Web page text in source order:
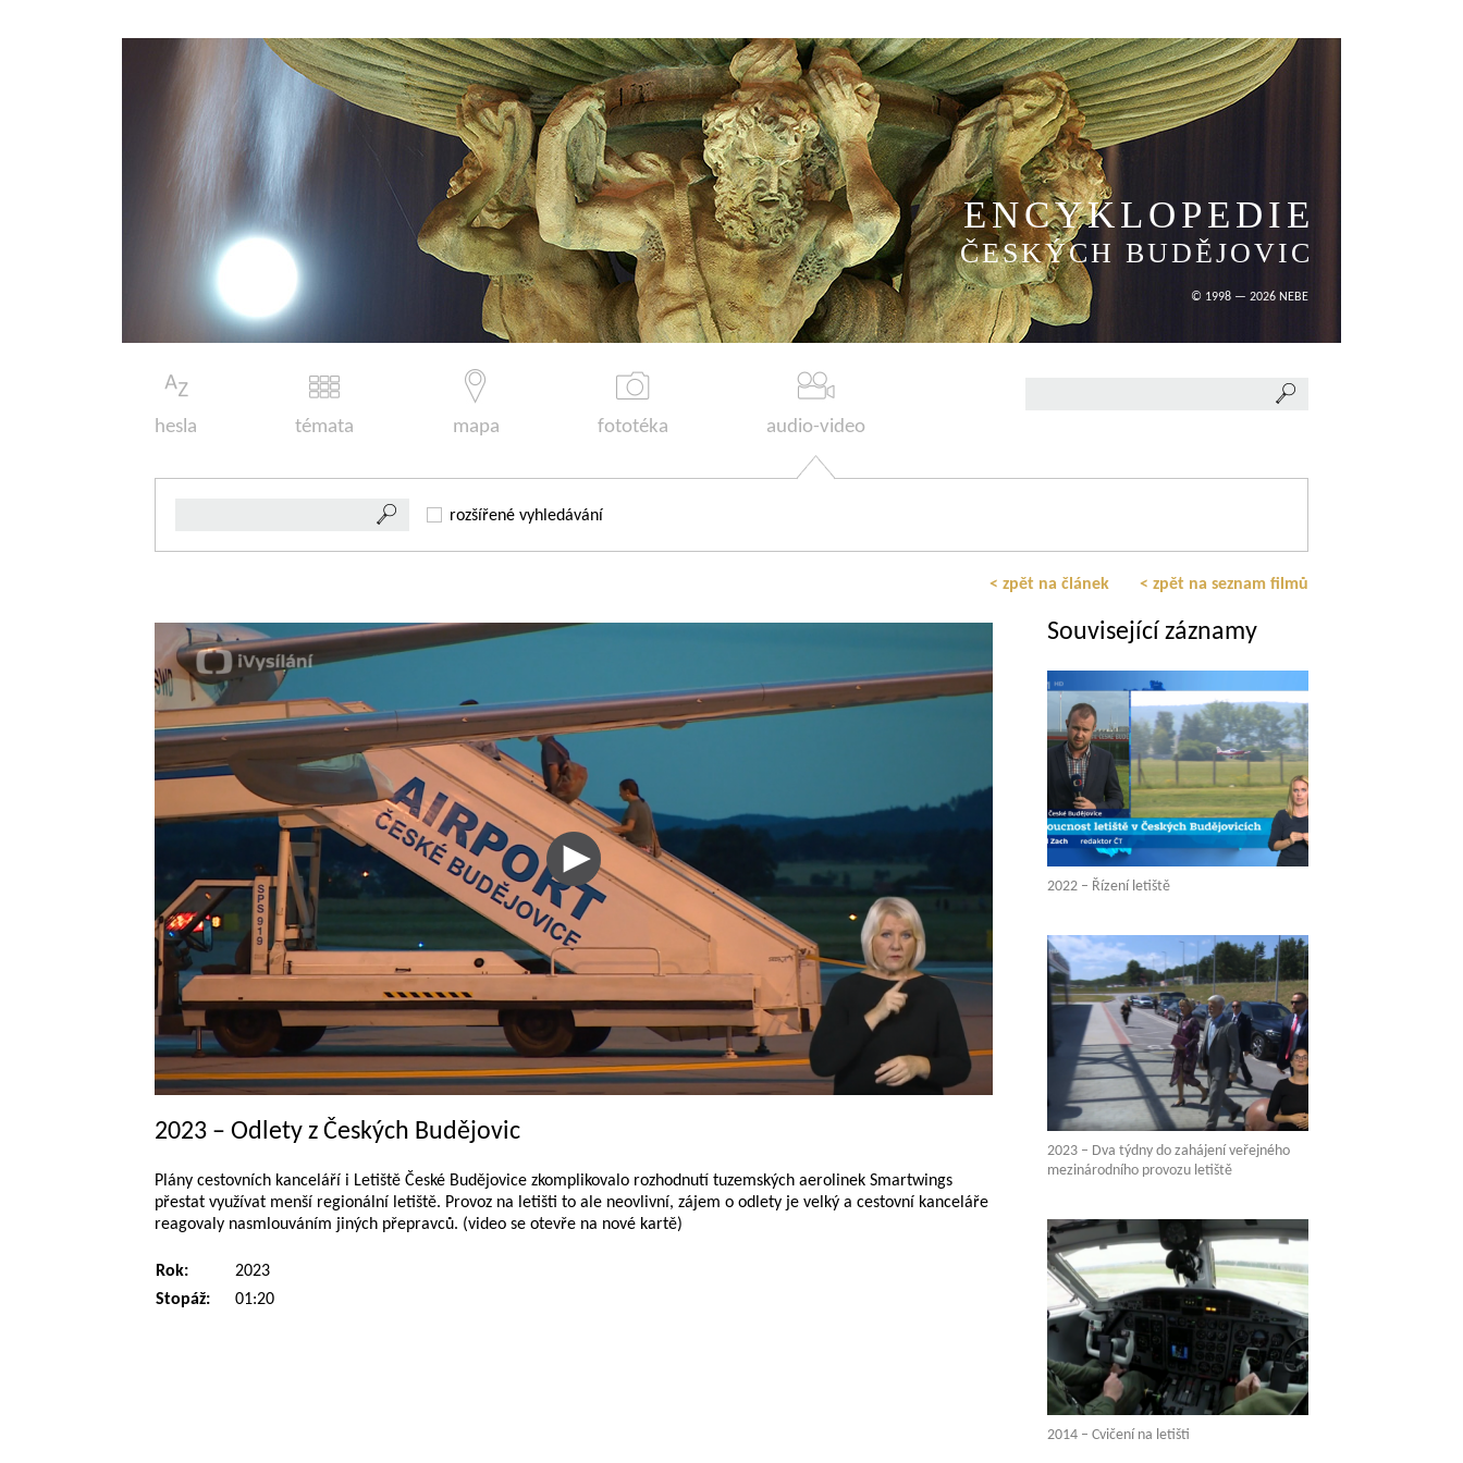
ENCYKLOPEDIE
ČESKÝCH BUDĚJOVIC
© 1998 — 2026 NEBE
hesla témata mapa fototéka audio-video
rozšířené vyhledávání
< zpět na článek < zpět na seznam filmů
2023 – Odlety z Českých Budějovic
Plány cestovních kanceláří i Letiště České Budějovice zkomplikovalo rozhodnutí tuzemských aerolinek Smartwings
přestat využívat menší regionální letiště. Provoz na letišti to ale neovlivní, zájem o odlety je velký a cestovní kanceláře
reagovaly nasmlouváním jiných přepravců. (video se otevře na nové kartě)
Rok:
2023
Stopáž:
01:20
Související záznamy
2022 – Řízení letiště
2023 – Dva týdny do zahájení veřejného
mezinárodního provozu letiště
2014 – Cvičení na letišti